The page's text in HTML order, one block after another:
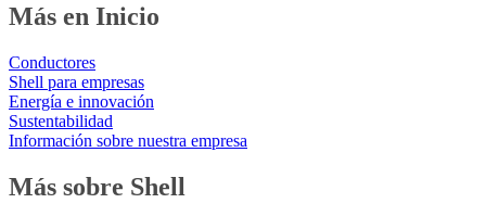
Más en Inicio
Conductores
Shell para empresas
Energía e innovación
Sustentabilidad
Información sobre nuestra empresa
Más sobre Shell